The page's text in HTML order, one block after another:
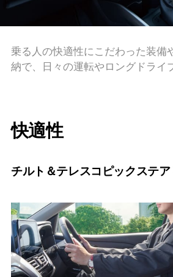
乗る人の快適性にこだわった装備
納で、日々の運転やロングドライ
快適性
チルト＆テレスコピックステ